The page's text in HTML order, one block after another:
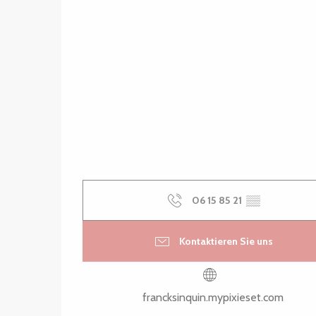
06 15 85 21 ▒▒
Kontaktieren Sie uns
francksinquin.mypixieset.com